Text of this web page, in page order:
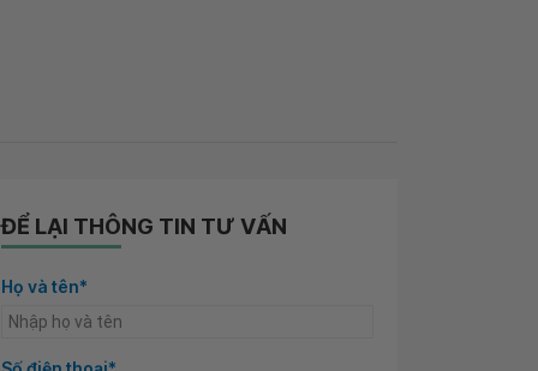
ĐỂ LẠI THÔNG TIN TƯ VẤN
Họ và tên*